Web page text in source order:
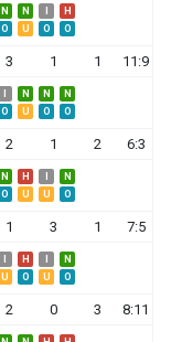
N N
H
O U O O
3 1 1 11:9
N N
N
O U O O
2 1 2 6:3
N H
N
O U U O
1 3 1 7:5
H
N
U O U O
2 0 3 8:11